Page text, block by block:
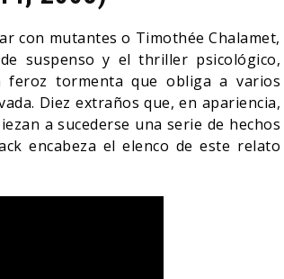
con mutantes o Timothée Chalamet,
suspenso y el thriller psicológico,
feroz tormenta que obliga a varios
Diez extraños que, en apariencia,
a sucederse una serie de hechos
encabeza el elenco de este relato